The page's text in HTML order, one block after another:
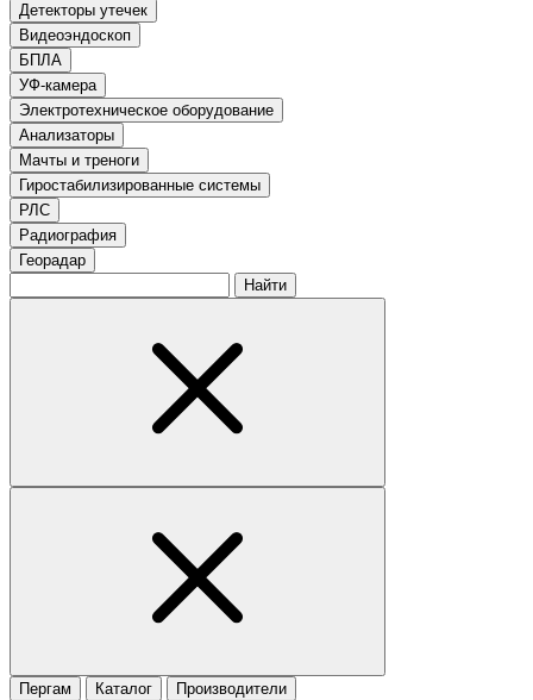
Детекторы утечек
Видеоэндоскоп
БПЛА
УФ-камера
Электротехническое оборудование
Анализаторы
Мачты и треноги
Гиростабилизированные системы
РЛС
Радиография
Георадар
Найти
Пергам Каталог Производители